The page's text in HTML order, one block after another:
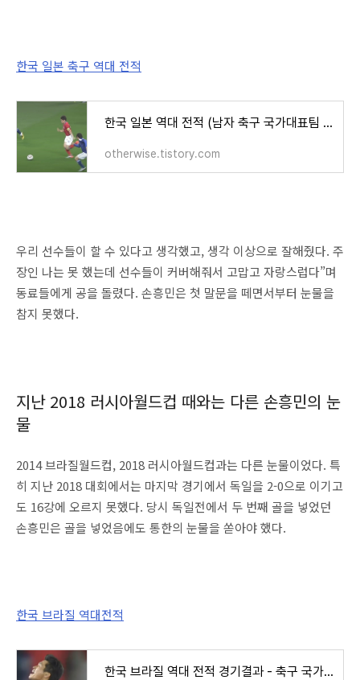
한국 일본 축구 역대 전적
한국 일본 역대 전적 (남자 축구 국가대표팀 경기결과)
otherwise.tistory.com
우리 선수들이 할 수 있다고 생각했고, 생각 이상으로 잘해줬다. 주
장인 나는 못 했는데 선수들이 커버해줘서 고맙고 자랑스럽다”며
동료들에게 공을 돌렸다. 손흥민은 첫 말문을 떼면서부터 눈물을
참지 못했다.
지난 2018 러시아월드컵 때와는 다른 손흥민의 눈
물
2014 브라질월드컵, 2018 러시아월드컵과는 다른 눈물이었다. 특
히 지난 2018 대회에서는 마지막 경기에서 독일을 2-0으로 이기고
도 16강에 오르지 못했다. 당시 독일전에서 두 번째 골을 넣었던
손흥민은 골을 넣었음에도 통한의 눈물을 쏟아야 했다.
한국 브라질 역대전적
한국 브라질 역대 전적 경기결과 - 축구 국가대표팀 선수명단 감독(1999년 김도훈 극적인 결승골